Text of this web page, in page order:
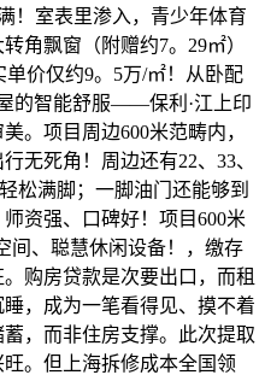
！室表里渗入，青少年体育
角飘窗（附赠约7。29㎡）
价仅约9。5万/㎡！从卧配
的智能舒服——保利·江上印
。项目周边600米范畴内，
无死角！周边还有22、33、
松满脚；一脚油门还能够到
资强、口碑好！项目600米
间、聪慧休闲设备！，缴存
购房贷款是次要出口，而租
，成为一笔看得见、摸不着
，而非住房支撑。此次提取
。但上海拆修成本全国领